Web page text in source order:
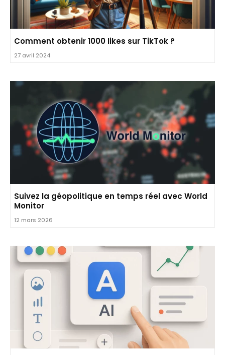
Comment obtenir 1000 likes sur TikTok ?
27 avril 2024
Suivez la géopolitique en temps réel avec World
Monitor
12 mars 2026